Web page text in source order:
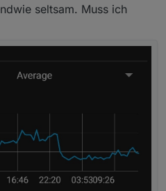
seltsam. Muss ich